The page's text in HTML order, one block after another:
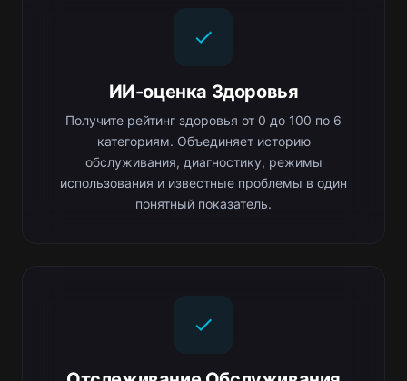
ИИ-оценка Здоровья
Получите рейтинг здоровья от 0 до 100 по 6
категориям. Объединяет историю
обслуживания, диагностику, режимы
использования и известные проблемы в один
понятный показатель.